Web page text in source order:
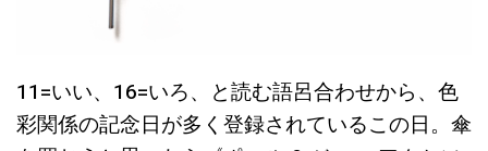
11=いい、16=いろ、と読む語呂合わせから、色
彩関係の記念日が多く登録されているこの日。傘